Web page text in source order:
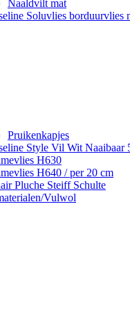
Naaldvilt mat
Soluvlies borduurvlies
Pruikenkapjes
Style Vil Wit Naaibaar
H630
H640 / per 20 cm
Pluche Steiff Schulte
Vulwol